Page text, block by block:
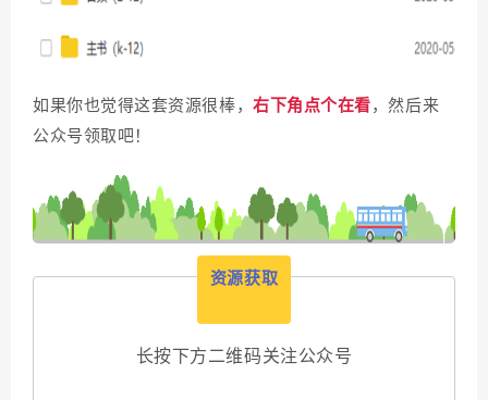
如果你也觉得这套资源很棒，右下角点个在看，然后来
公众号领取吧！
资源获取
长按下方二维码关注公众号